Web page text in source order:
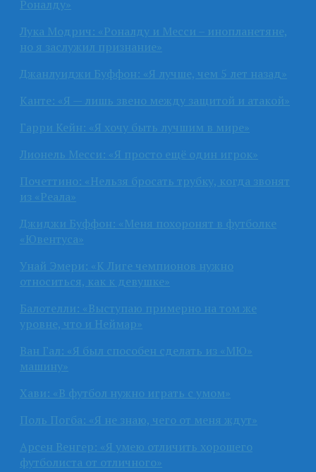
Роналду»
Лука Модрич: «Роналду и Месси – инопланетяне,
но я заслужил признание»
Джанлуиджи Буффон: «Я лучше, чем 5 лет назад»
Канте: «Я — лишь звено между защитой и атакой»
Гарри Кейн: «Я хочу быть лучшим в мире»
Лионель Месси: «Я просто ещё один игрок»
Почеттино: «Нельзя бросать трубку, когда звонят
из «Реала»
Джиджи Буффон: «Меня похоронят в футболке
«Ювентуса»
Унай Эмери: «К Лиге чемпионов нужно
относиться, как к девушке»
Балотелли: «Выступаю примерно на том же
уровне, что и Неймар»
Ван Гал: «Я был способен сделать из «МЮ»
машину»
Хави: «В футбол нужно играть с умом»
Поль Погба: «Я не знаю, чего от меня ждут»
Арсен Венгер: «Я умею отличить хорошего
футболиста от отличного»